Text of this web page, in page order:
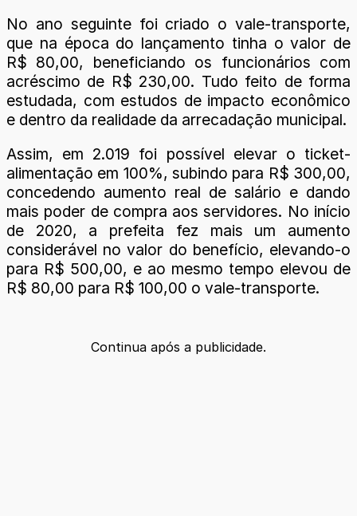
No ano seguinte foi criado o vale-transporte,
que na época do lançamento tinha o valor de
R$ 80,00, beneficiando os funcionários com
acréscimo de R$ 230,00. Tudo feito de forma
estudada, com estudos de impacto econômico
e dentro da realidade da arrecadação municipal.
Assim, em 2.019 foi possível elevar o ticket-
alimentação em 100%, subindo para R$ 300,00,
concedendo aumento real de salário e dando
mais poder de compra aos servidores. No início
de 2020, a prefeita fez mais um aumento
considerável no valor do benefício, elevando-o
para R$ 500,00, e ao mesmo tempo elevou de
R$ 80,00 para R$ 100,00 o vale-transporte.
Continua após a publicidade.